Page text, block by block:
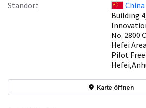
Standort
China
Building
No. 2800
Hefei
Pilot Free
Karte öffnen